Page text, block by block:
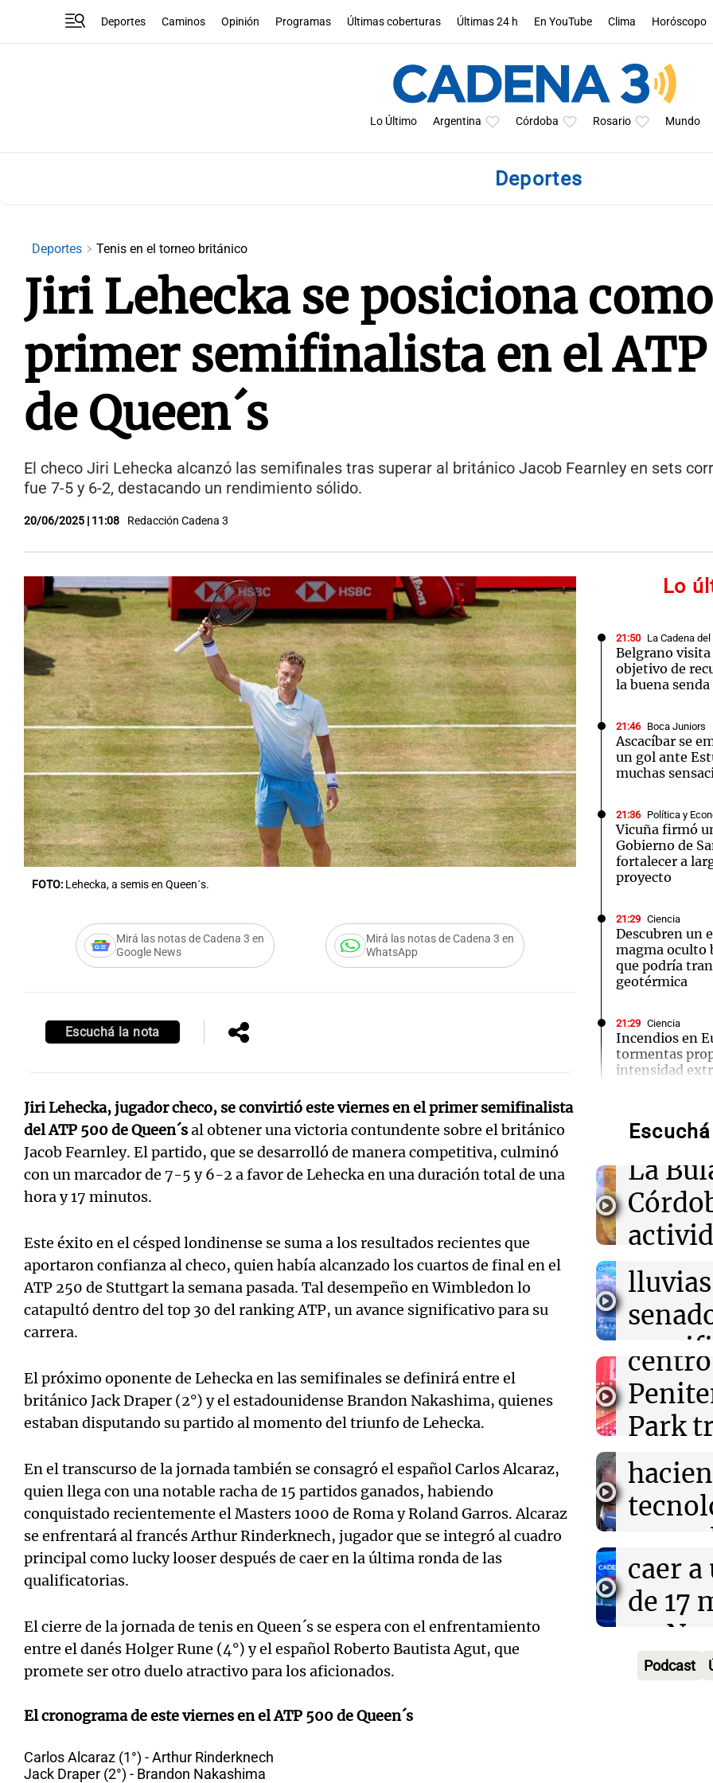
Deportes Caminos Opinión Programas Últimas coberturas Últimas 24 h En YouTube Clima Horóscopo
Lo Último Argentina Córdoba Rosario Mundo
Deportes
Deportes Tenis en el torneo británico
Jiri Lehecka se posiciona
primer semifinalista en el
de Queen´s
El checo Jiri Lehecka alcanzó las semifinales tras superar al británico Jacob Fearnley en sets
fue 7-5 y 6-2, destacando un rendimiento sólido.
20/06/2025 | 11:08 Redacción Cadena 3
FOTO: Lehecka, a semis en Queen´s.
Mirá las notas de Cadena 3 en
Google News
Mirá las notas de Cadena 3 en
WhatsApp
Escuchá la nota
Jiri Lehecka, jugador checo, se convirtió este viernes en el primer semifinalista
del ATP 500 de Queen´sal obtener una victoria contundente sobre el británico
Jacob Fearnley. El partido, que se desarrolló de manera competitiva, culminó
con un marcador de 7-5 y 6-2 a favor de Lehecka en una duración total de una
hora y 17 minutos.
Este éxito en el césped londinense se suma a los resultados recientes que
aportaron confianza al checo, quien había alcanzado los cuartos de final en el
ATP 250 de Stuttgart la semana pasada. Tal desempeño en Wimbledon lo
catapultó dentro del top 30 del ranking ATP, un avance significativo para su
carrera.
El próximo oponente de Lehecka en las semifinales se definirá entre el
británico Jack Draper (2°) y el estadounidense Brandon Nakashima, quienes
estaban disputando su partido al momento del triunfo de Lehecka.
En el transcurso de la jornada también se consagró el español Carlos Alcaraz,
quien llega con una notable racha de 15 partidos ganados, habiendo
conquistado recientemente el Masters 1000 de Roma y Roland Garros. Alcaraz
se enfrentará al francés Arthur Rinderknech, jugador que se integró al cuadro
principal como lucky looser después de caer en la última ronda de las
qualificatorias.
El cierre de la jornada de tenis en Queen´s se espera con el enfrentamiento
entre el danés Holger Rune (4°) y el español Roberto Bautista Agut, que
promete ser otro duelo atractivo para los aficionados.
El cronograma de este viernes en el ATP 500 de Queen´s
Carlos Alcaraz (1°) - Arthur Rinderknech
Jack Draper (2°) - Brandon Nakashima
Lo
21:50 La Cadena del
Belgrano
objetivo de
la buena senda
21:46 Boca Juniors
Ascacíbar se
un gol ante
muchas
21:36 Política y
Vicuña firmó
Gobierno de
fortalecer a
proyecto
21:29 Ciencia
Descubren un
magma oculto
que podría
geotérmica
21:29 Ciencia
Incendios en
tormentas
intensidad
La
despedida de
21:02 Mundo
Hutíes
misil a buque
Adén
21:00 Política y
General
suspensiones
retomará la
Quiniela
números
miércoles 5 de
Audio.
para
La
Panorama
Episodios
de
Panorama
Episodios
Audio.
Park
años
por
nieve
Episodios
Audio.
Pedro
La
Episodios
Audio.
caer a
de 17
en
del
el
Audio.
Podcast
Notas
Editorial
Notas
Mundial 2026
Notas
La Sole en Cadena 3
Notas
El huracán de Arequito Cadena 3